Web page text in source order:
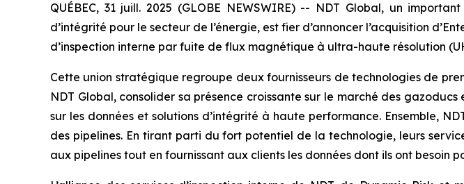
QUÉBEC, 31 juill. 2025 (GLOBE NEWSWIRE) -- NDT Global, un
d’intégrité pour le secteur de l’énergie, est fier d’annoncer l’acquisition
d’inspection interne par fuite de flux magnétique à ultra-haute résolution
Cette union stratégique regroupe deux fournisseurs de technologies de
NDT Global, consolider sa présence croissante sur le marché des
sur les données et solutions d’intégrité à haute performance. Ensemble,
des pipelines. En tirant parti du fort potentiel de la technologie, leurs
aux pipelines tout en fournissant aux clients les données dont ils ont besoin